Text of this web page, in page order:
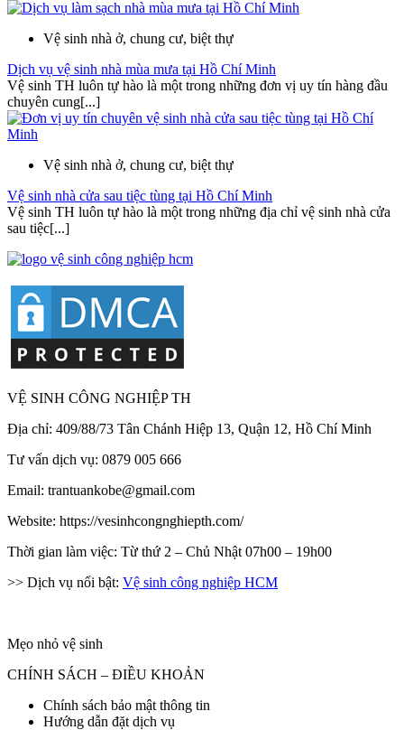
Vệ sinh nhà ở, chung cư, biệt thự
Dịch vụ vệ sinh nhà mùa mưa tại Hồ Chí Minh
Vệ sinh TH luôn tự hào là một trong những đơn vị uy tín hàng đầu
chuyên cung[...]
Vệ sinh nhà ở, chung cư, biệt thự
Vệ sinh nhà cửa sau tiệc tùng tại Hồ Chí Minh
Vệ sinh TH luôn tự hào là một trong những địa chỉ vệ sinh nhà cửa
sau tiệc[...]
VỆ SINH CÔNG NGHIỆP TH
Địa chỉ: 409/88/73 Tân Chánh Hiệp 13, Quận 12, Hồ Chí Minh
Tư vấn dịch vụ: 0879 005 666
Email: trantuankobe@gmail.com
Website: https://vesinhcongnghiepth.com/
Thời gian làm việc: Từ thứ 2 – Chủ Nhật 07h00 – 19h00
>> Dịch vụ nổi bật: Vệ sinh công nghiệp HCM
Mẹo nhỏ vệ sinh
CHÍNH SÁCH – ĐIỀU KHOẢN
Chính sách bảo mật thông tin
Hướng dẫn đặt dịch vụ